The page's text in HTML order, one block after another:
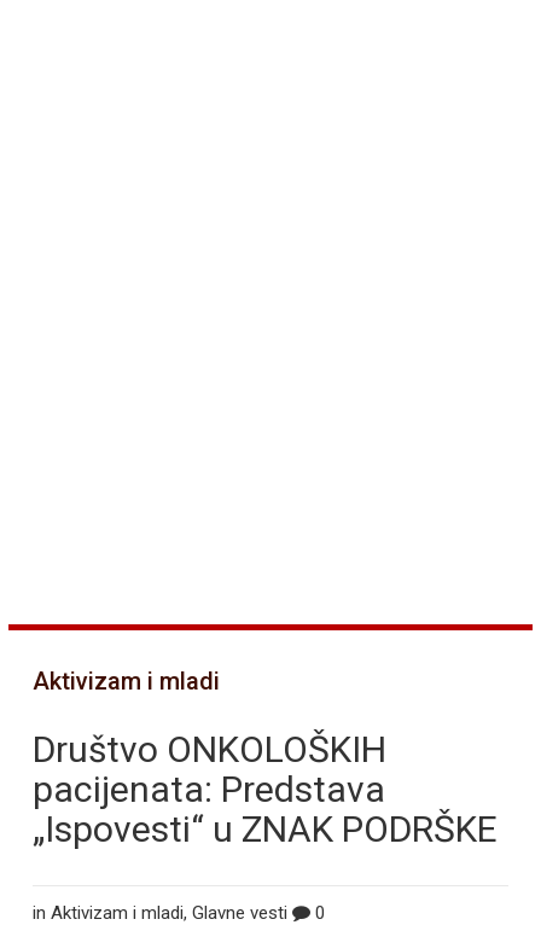
Aktivizam i mladi
Društvo ONKOLOŠKIH
pacijenata: Predstava
„Ispovesti“ u ZNAK PODRŠKE
in Aktivizam i mladi, Glavne vesti
0